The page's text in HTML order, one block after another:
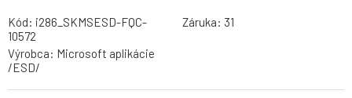
Kód: i286_SKMSESD-FQC-
10572
Záruka: 31
Výrobca: Microsoft aplikácie
/ESD/